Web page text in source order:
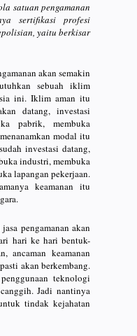
satuan pengamanan
sertifikasi profesi
yaitu berkisar
akan semakin
sebuah iklim
ini. Iklim aman itu
datang, investasi
pabrik, membuka
modal itu
investasi datang,
industri, membuka
lapangan pekerjaan.
keamanan itu
pengamanan akan
hari ke hari bentuk-
ancaman keamanan
akan berkembang.
teknologi
Jadi nantinya
tindak kejahatan